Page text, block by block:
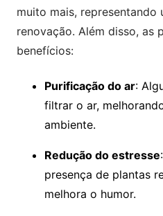
muito mais, representando
renovação. Além disso, as
benefícios:
Purificação do ar:
filtrar o ar,
ambiente.
Redução do estresse
presença de plantas
melhora o humor.